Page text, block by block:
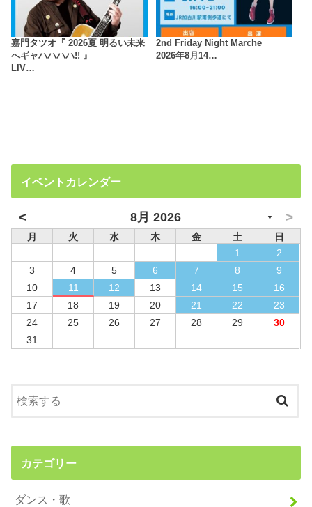
嘉門タツオ『 2026夏 明るい未来
へギャハハハハ!! 』
LIV…
2nd Friday Night Marche
2026年8月14…
イベントカレンダー
< 8月 2026 ▼ >
月 火 水 木 金 土
日
1
2
3
4 5 6 7 8
9
10
11 12 13 14 15
16
17
18 19 20 21 22
23
24
25 26 27 28 29
30
31
カテゴリー
ダンス・歌